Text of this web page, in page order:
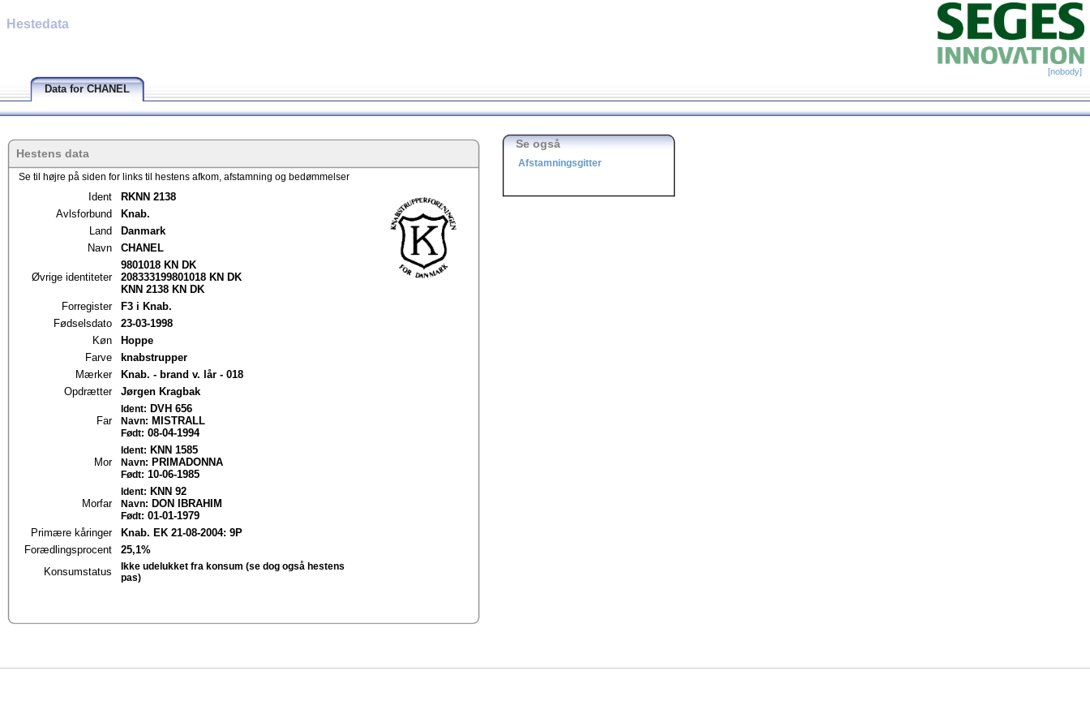
Hestedata
[nobody]
Data for CHANEL
Hestens data
Se til højre på siden for links til hestens afkom, afstamning og bedømmelser
Ident
RKNN 2138
Avlsforbund
Knab.
Land
Danmark
Navn
CHANEL
Øvrige identiteter
9801018 KN DK
208333199801018 KN DK
KNN 2138 KN DK
Forregister
F3 i Knab.
Fødselsdato
23-03-1998
Køn
Hoppe
Farve
knabstrupper
Mærker
Knab. - brand v. lår - 018
Opdrætter
Jørgen Kragbak
Far
Ident: DVH 656
Navn: MISTRALL
Født: 08-04-1994
Mor
Ident: KNN 1585
Navn: PRIMADONNA
Født: 10-06-1985
Morfar
Ident: KNN 92
Navn: DON IBRAHIM
Født: 01-01-1979
Primære kåringer
Knab. EK 21-08-2004: 9P
Forædlingsprocent
25,1%
Konsumstatus
Ikke udelukket fra konsum (se dog også hestens
pas)
Se også
Afstamningsgitter